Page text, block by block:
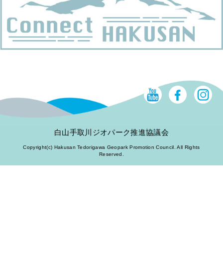
白山手取川ジオパーク推進協議会
Copyright(c) Hakusan Tedorigawa Geopark Promotion Council. All Rights
Reserved.